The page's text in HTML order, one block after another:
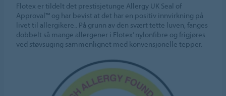
Flotex er tildelt det prestisjetunge Allergy UK Seal of
Approval™ og har bevist at det har en positiv innvirkning på
livet til allergikere.. På grunn av den svært tette luven, fanges
dobbelt så mange allergener i Flotex’ nylonfibre og frigjøres
ved støvsuging sammenlignet med konvensjonelle tepper.